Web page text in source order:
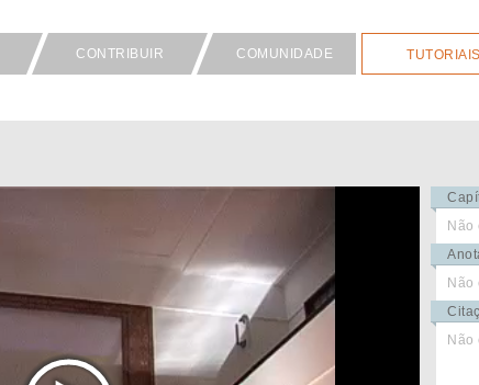
CONTRIBUIR COMUNIDADE TUTORIAIS
Não
Não
Não